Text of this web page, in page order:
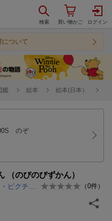
について
鑑 絵本 絵本(日本）
のぞ
（のびのびずかん）
（0件）